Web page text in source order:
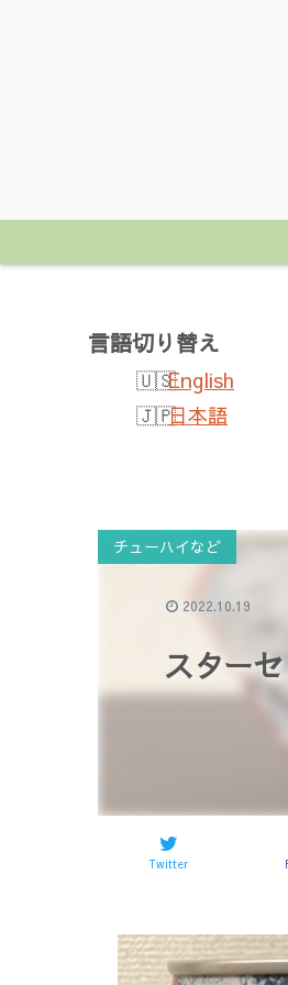
言語切り替え
English
日本語
スター
チューハイなど
Twitter
2022.10.19